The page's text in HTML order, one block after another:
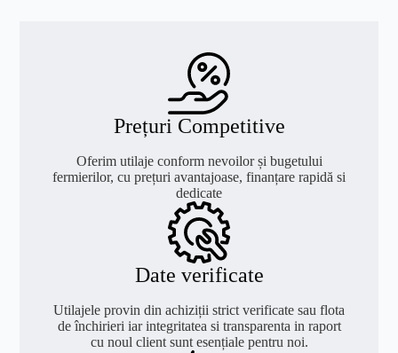
Prețuri Competitive
Oferim utilaje conform nevoilor și bugetului
fermierilor, cu prețuri avantajoase, finanțare rapidă si
dedicate
Date verificate
Utilajele provin din achiziții strict verificate sau flota
de închirieri iar integritatea si transparenta in raport
cu noul client sunt esențiale pentru noi.